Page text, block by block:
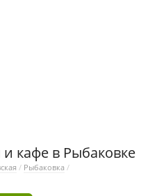
кафе в Рыбаковке
/ Рыбаковка /